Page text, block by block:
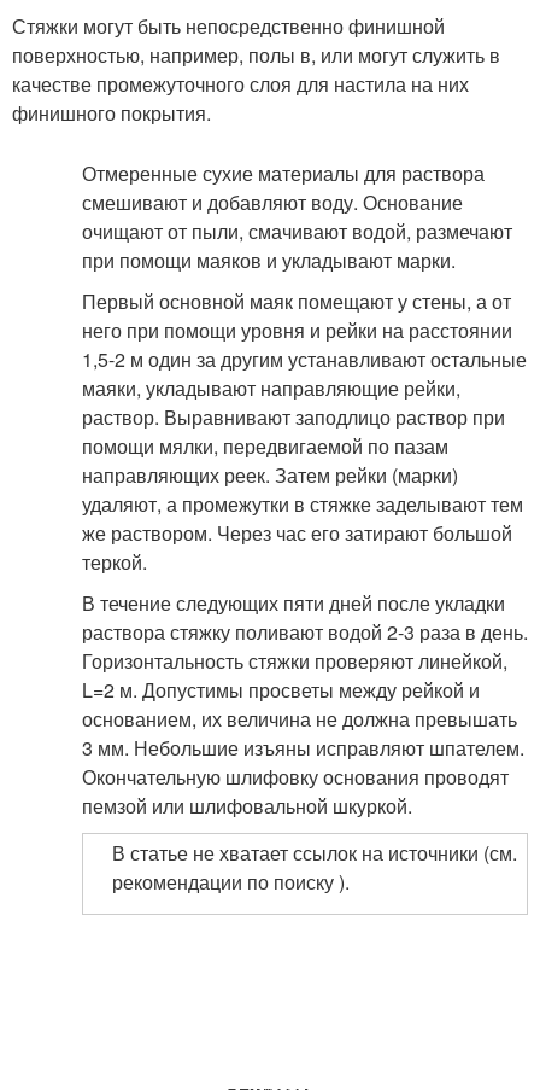
Стяжки могут быть непосредственно финишной
поверхностью, например, полы в, или могут служить в
качестве промежуточного слоя для настила на них
финишного покрытия.
Отмеренные сухие материалы для раствора
смешивают и добавляют воду. Основание
очищают от пыли, смачивают водой, размечают
при помощи маяков и укладывают марки.
Первый основной маяк помещают у стены, а от
него при помощи уровня и рейки на расстоянии
1,5-2 м один за другим устанавливают остальные
маяки, укладывают направляющие рейки,
раствор. Выравнивают заподлицо раствор при
помощи мялки, передвигаемой по пазам
направляющих реек. Затем рейки (марки)
удаляют, а промежутки в стяжке заделывают тем
же раствором. Через час его затирают большой
теркой.
В течение следующих пяти дней после укладки
раствора стяжку поливают водой 2-3 раза в день.
Горизонтальность стяжки проверяют линейкой,
L=2 м. Допустимы просветы между рейкой и
основанием, их величина не должна превышать
3 мм. Небольшие изъяны исправляют шпателем.
Окончательную шлифовку основания проводят
пемзой или шлифовальной шкуркой.
В статье не хватает ссылок на источники (см.
рекомендации по поиску ).